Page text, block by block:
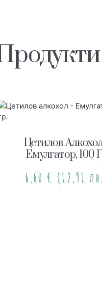
Цетилов
Емулгатор, 100
6,60 € (12,91